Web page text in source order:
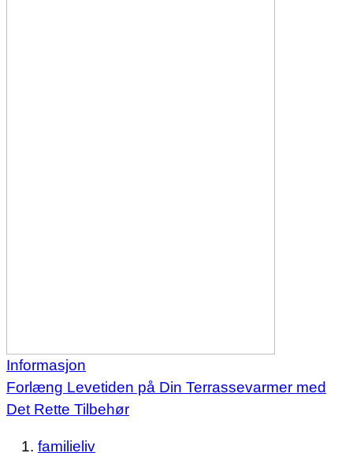
Informasjon
Forlæng Levetiden på Din Terrassevarmer med
Det Rette Tilbehør
familieliv